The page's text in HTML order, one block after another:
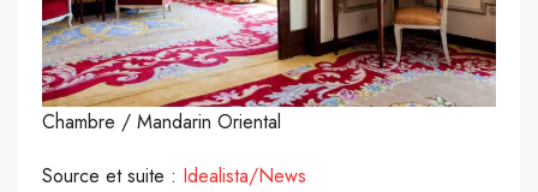
Chambre / Mandarin Oriental
Source et suite : Idealista/News